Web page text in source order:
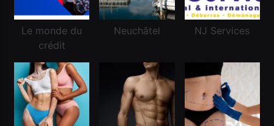
Le monde du
crédit
Neuchâtel NJ Services